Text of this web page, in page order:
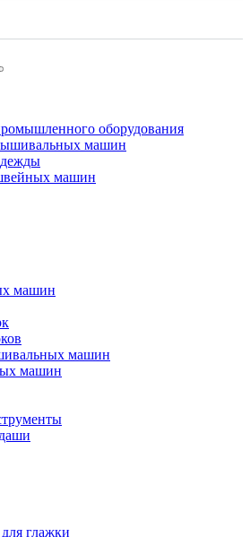
оборудования
машин
машин
машин
машин
машин
глажки